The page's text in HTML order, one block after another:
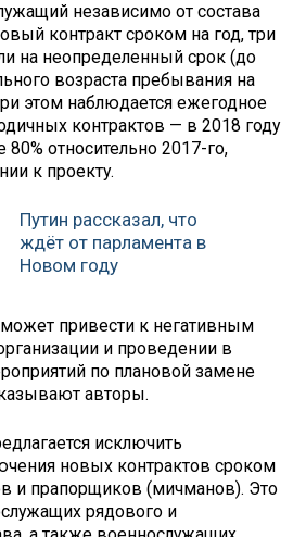
независимо от состава
контракт сроком на год, три
на неопределенный срок (до
возраста пребывания на
этом наблюдается ежегодное
контрактов — в 2018 году
80% относительно 2017-го,
к проекту.
Путин рассказал, что
ждёт от парламента в
Новом году
привести к негативным
и проведении в
по плановой замене
авторы.
исключить
новых контрактов сроком
и прапорщиков (мичманов). Это
рядового и